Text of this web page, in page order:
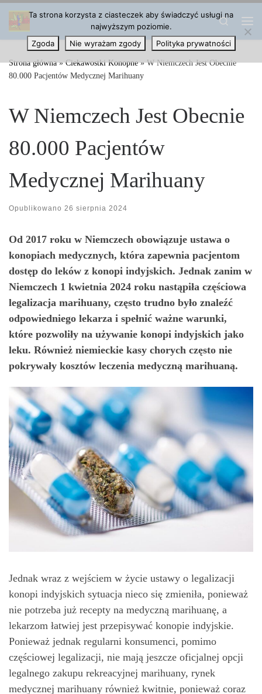
Przejdź do treści
Search
Strona główna » Ciekawostki Konopne » W Niemczech Jest Obecnie
80.000 Pacjentów Medycznej Marihuany
W Niemczech Jest Obecnie
80.000 Pacjentów
Medycznej Marihuany
Opublikowano 26 sierpnia 2024
Od 2017 roku w Niemczech obowiązuje ustawa o
konopiach medycznych, która zapewnia pacjentom
dostęp do leków z konopi indyjskich. Jednak zanim w
Niemczech 1 kwietnia 2024 roku nastąpiła częściowa
legalizacja marihuany, często trudno było znaleźć
odpowiedniego lekarza i spełnić ważne warunki,
które pozwoliły na używanie konopi indyjskich jako
leku. Również niemieckie kasy chorych często nie
pokrywały kosztów leczenia medyczną marihuaną.
Jednak wraz z wejściem w życie ustawy o legalizacji
konopi indyjskich sytuacja nieco się zmieniła, ponieważ
nie potrzeba już recepty na medyczną marihuanę, a
lekarzom łatwiej jest przepisywać konopie indyjskie.
Ponieważ jednak regularni konsumenci, pomimo
częściowej legalizacji, nie mają jeszcze oficjalnej opcji
legalnego zakupu rekreacyjnej marihuany, rynek
medycznej marihuany również kwitnie, ponieważ coraz
Ta strona korzysta z ciasteczek aby świadczyć usługi na
najwyższym poziomie.
Zgoda
Nie wyrażam zgody Polityka prywatności